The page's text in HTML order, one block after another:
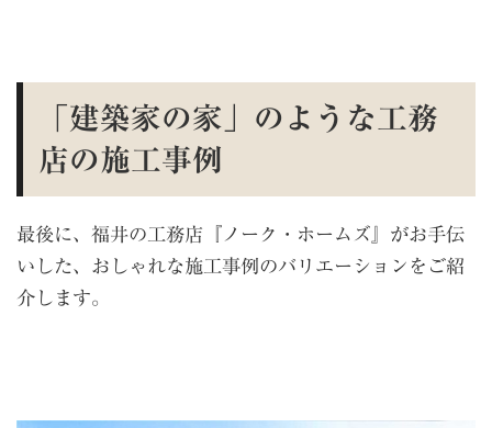
「建築家の家」のような工務
店の施工事例
最後に、福井の工務店『ノーク・ホームズ』がお手伝
いした、おしゃれな施工事例のバリエーションをご紹
介します。